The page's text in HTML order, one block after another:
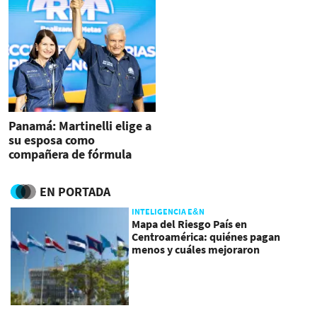
Panamá: Martinelli elige a
su esposa como
compañera de fórmula
EN PORTADA
INTELIGENCIA E&N
Mapa del Riesgo País en
Centroamérica: quiénes pagan
menos y cuáles mejoraron